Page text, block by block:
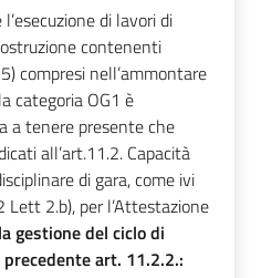
l’esecuzione di lavori di
contenenti
compresi nell’ammontare
categoria OG1 è
a tenere presente che
all’art.11.2. Capacità
di gara,come ivi
2.b), per l’Attestazione
gestione del ciclo di
art. 11.2.2.: